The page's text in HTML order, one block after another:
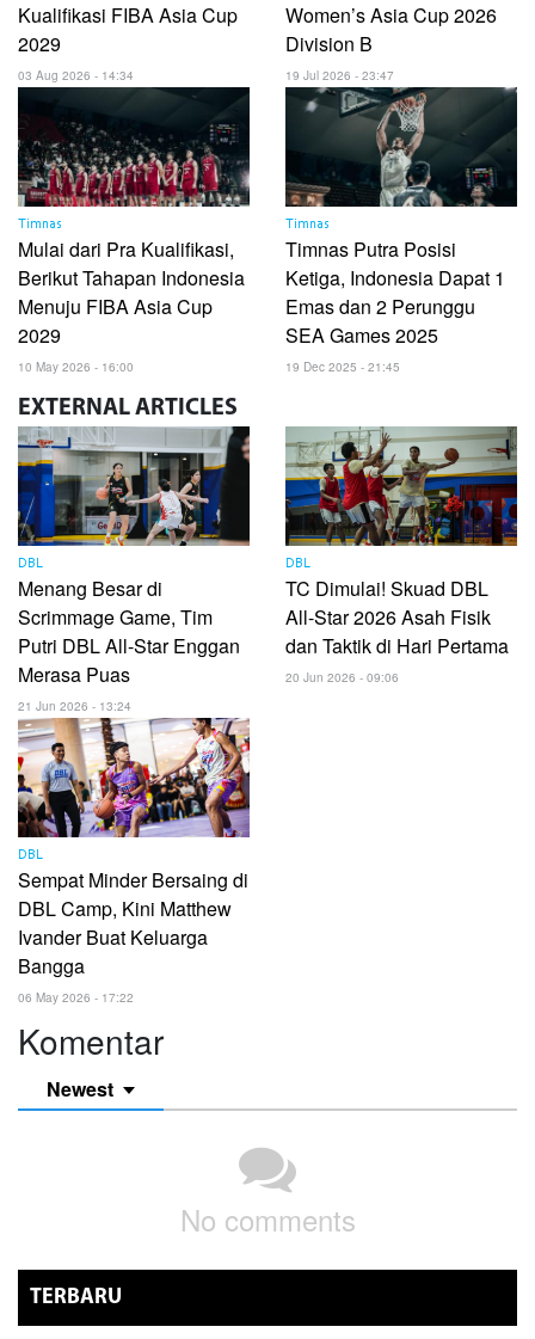
Kualifikasi FIBA Asia Cup
2029
03 Aug 2026 - 14:34
Women’s Asia Cup 2026
Division B
19 Jul 2026 - 23:47
Timnas
Mulai dari Pra Kualifikasi,
Berikut Tahapan Indonesia
Menuju FIBA Asia Cup
2029
10 May 2026 - 16:00
Timnas
Timnas Putra Posisi
Ketiga, Indonesia Dapat 1
Emas dan 2 Perunggu
SEA Games 2025
19 Dec 2025 - 21:45
EXTERNAL ARTICLES
DBL
Menang Besar di
Scrimmage Game, Tim
Putri DBL All-Star Enggan
Merasa Puas
21 Jun 2026 - 13:24
DBL
TC Dimulai! Skuad DBL
All-Star 2026 Asah Fisik
dan Taktik di Hari Pertama
20 Jun 2026 - 09:06
DBL
Sempat Minder Bersaing di
DBL Camp, Kini Matthew
Ivander Buat Keluarga
Bangga
06 May 2026 - 17:22
Komentar
Newest
No comments
TERBARU